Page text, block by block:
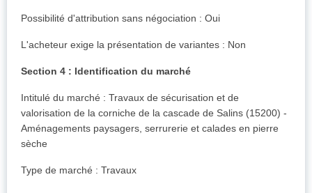
Possibilité d'attribution sans négociation : Oui
L'acheteur exige la présentation de variantes : Non
Section 4 : Identification du marché
Intitulé du marché : Travaux de sécurisation et de
valorisation de la corniche de la cascade de Salins (15200) -
Aménagements paysagers, serrurerie et calades en pierre
sèche
Type de marché : Travaux